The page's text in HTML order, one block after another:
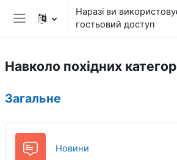
Перейти до головного вмісту
Бокова панель
Наразі ви
гостьовий доступ
Навколо похідних
Загальне
Новини